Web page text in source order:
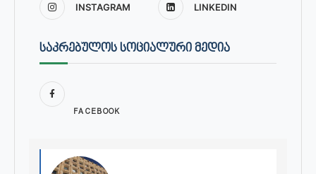
INSTAGRAM LINKEDIN
ᲡᲐᲙᲠᲔᲑᲣᲚᲝᲡ ᲡᲝᲪᲘᲐᲚᲣᲠᲘ ᲛᲔᲓᲘᲐ
FACEBOOK